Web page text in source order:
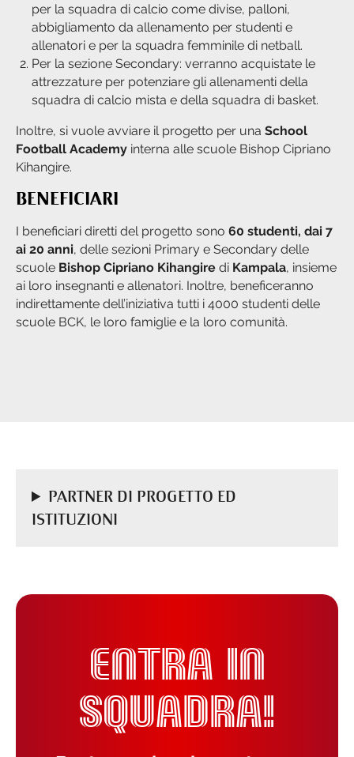
per la squadra di calcio come divise, palloni,
abbigliamento da allenamento per studenti e
allenatori e per la squadra femminile di netball.
Per la sezione Secondary: verranno acquistate le
attrezzature per potenziare gli allenamenti della
squadra di calcio mista e della squadra di basket.
Inoltre, si vuole avviare il progetto per una School
Football Academy interna alle scuole Bishop Cipriano
Kihangire.
BENEFICIARI
I beneficiari diretti del progetto sono 60 studenti, dai 7
ai 20 anni, delle sezioni Primary e Secondary delle
scuole Bishop Cipriano Kihangire di Kampala, insieme
ai loro insegnanti e allenatori. Inoltre, beneficeranno
indirettamente dell’iniziativa tutti i 4000 studenti delle
scuole BCK, le loro famiglie e la loro comunità.
PARTNER DI PROGETTO ED
ISTITUZIONI
ENTRA IN
SQUADRA!